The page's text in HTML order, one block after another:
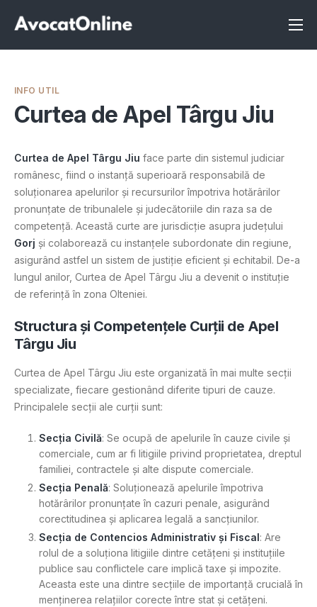
Înscrie-te ca avocat
Servicii
Programeaza consultanta
Intrebari
INFO UTIL
Curtea de Apel Târgu Jiu
Curtea de Apel Târgu Jiu face parte din sistemul judiciar
românesc, fiind o instanță superioară responsabilă de
soluționarea apelurilor și recursurilor împotriva hotărârilor
pronunțate de tribunalele și judecătoriile din raza sa de
competență. Această curte are jurisdicție asupra județului
Gorj și colaborează cu instanțele subordonate din regiune,
asigurând astfel un sistem de justiție eficient și echitabil. De-a
lungul anilor, Curtea de Apel Târgu Jiu a devenit o instituție
de referință în zona Olteniei.
Structura și Competențele Curții de Apel
Târgu Jiu
Curtea de Apel Târgu Jiu este organizată în mai multe secții
specializate, fiecare gestionând diferite tipuri de cauze.
Principalele secții ale curții sunt:
Secția Civilă: Se ocupă de apelurile în cauze civile și
comerciale, cum ar fi litigiile privind proprietatea, dreptul
familiei, contractele și alte dispute comerciale.
Secția Penală: Soluționează apelurile împotriva
hotărârilor pronunțate în cazuri penale, asigurând
corectitudinea și aplicarea legală a sancțiunilor.
Secția de Contencios Administrativ și Fiscal: Are
rolul de a soluționa litigiile dintre cetățeni și instituțiile
publice sau conflictele care implică taxe și impozite.
Aceasta este una dintre secțiile de importanță crucială în
menținerea relațiilor corecte între stat și cetățeni.